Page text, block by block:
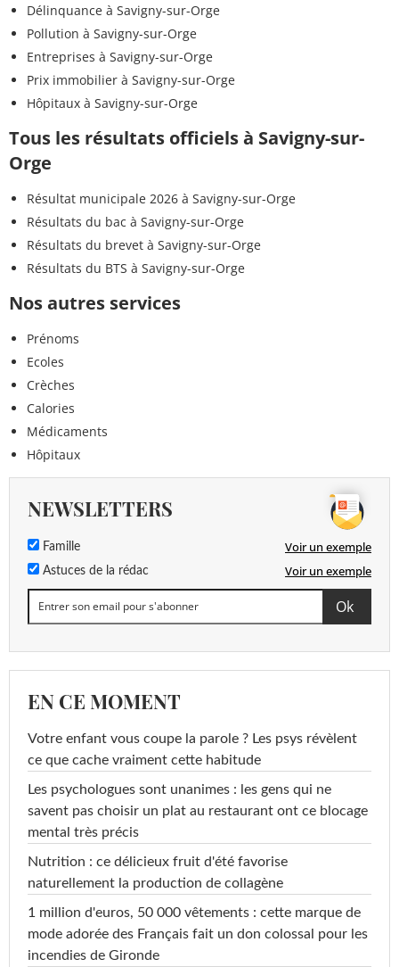
Délinquance à Savigny-sur-Orge
Pollution à Savigny-sur-Orge
Entreprises à Savigny-sur-Orge
Prix immobilier à Savigny-sur-Orge
Hôpitaux à Savigny-sur-Orge
Tous les résultats officiels à Savigny-sur-
Orge
Résultat municipale 2026 à Savigny-sur-Orge
Résultats du bac à Savigny-sur-Orge
Résultats du brevet à Savigny-sur-Orge
Résultats du BTS à Savigny-sur-Orge
Nos autres services
Prénoms
Ecoles
Crèches
Calories
Médicaments
Hôpitaux
NEWSLETTERS
Famille Voir un exemple
Astuces de la rédac Voir un exemple
EN CE MOMENT
Votre enfant vous coupe la parole ? Les psys révèlent
ce que cache vraiment cette habitude
Les psychologues sont unanimes : les gens qui ne
savent pas choisir un plat au restaurant ont ce blocage
mental très précis
Nutrition : ce délicieux fruit d'été favorise
naturellement la production de collagène
1 million d'euros, 50 000 vêtements : cette marque de
mode adorée des Français fait un don colossal pour les
incendies de Gironde